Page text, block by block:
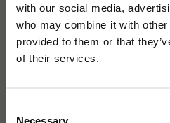
with our social media,
who may combine it with
provided to them or that
of their services.
Necessary
Lykta för värmeljus i form av ett
Kombinera med andra huslyktor